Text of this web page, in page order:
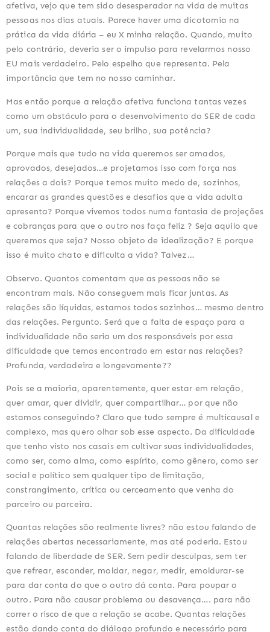
afetiva, vejo que tem sido desesperador na vida de muitas
pessoas nos dias atuais. Parece haver uma dicotomia na
prática da vida diária – eu X minha relação. Quando, muito
pelo contrário, deveria ser o impulso para revelarmos nosso
EU mais verdadeiro. Pelo espelho que representa. Pela
importância que tem no nosso caminhar.
Mas então porque a relação afetiva funciona tantas vezes
como um obstáculo para o desenvolvimento do SER de cada
um, sua individualidade, seu brilho, sua potência?
Porque mais que tudo na vida queremos ser amados,
aprovados, desejados…e projetamos isso com força nas
relações a dois? Porque temos muito medo de, sozinhos,
encarar as grandes questões e desafios que a vida adulta
apresenta? Porque vivemos todos numa fantasia de projeções
e cobranças para que o outro nos faça feliz ? Seja aquilo que
queremos que seja? Nosso objeto de idealização? E porque
isso é muito chato e dificulta a vida? Talvez…
Observo. Quantos comentam que as pessoas não se
encontram mais. Não conseguem mais ficar juntas. As
relações são líquidas, estamos todos sozinhos… mesmo dentro
das relações. Pergunto. Será que a falta de espaço para a
individualidade não seria um dos responsáveis por essa
dificuldade que temos encontrado em estar nas relações?
Profunda, verdadeira e longevamente??
Pois se a maioria, aparentemente, quer estar em relação,
quer amar, quer dividir, quer compartilhar… por que não
estamos conseguindo? Claro que tudo sempre é multicausal e
complexo, mas quero olhar sob esse aspecto. Da dificuldade
que tenho visto nos casais em cultivar suas individualidades,
como ser, como alma, como espírito, como gênero, como ser
social e político sem qualquer tipo de limitação,
constrangimento, crítica ou cerceamento que venha do
parceiro ou parceira.
Quantas relações são realmente livres? não estou falando de
relações abertas necessariamente, mas até poderia. Estou
falando de liberdade de SER. Sem pedir desculpas, sem ter
que refrear, esconder, moldar, negar, medir, emoldurar-se
para dar conta do que o outro dá conta. Para poupar o
outro. Para não causar problema ou desavença…. para não
correr o risco de que a relação se acabe. Quantas relações
estão dando conta do diálogo profundo e necessário para